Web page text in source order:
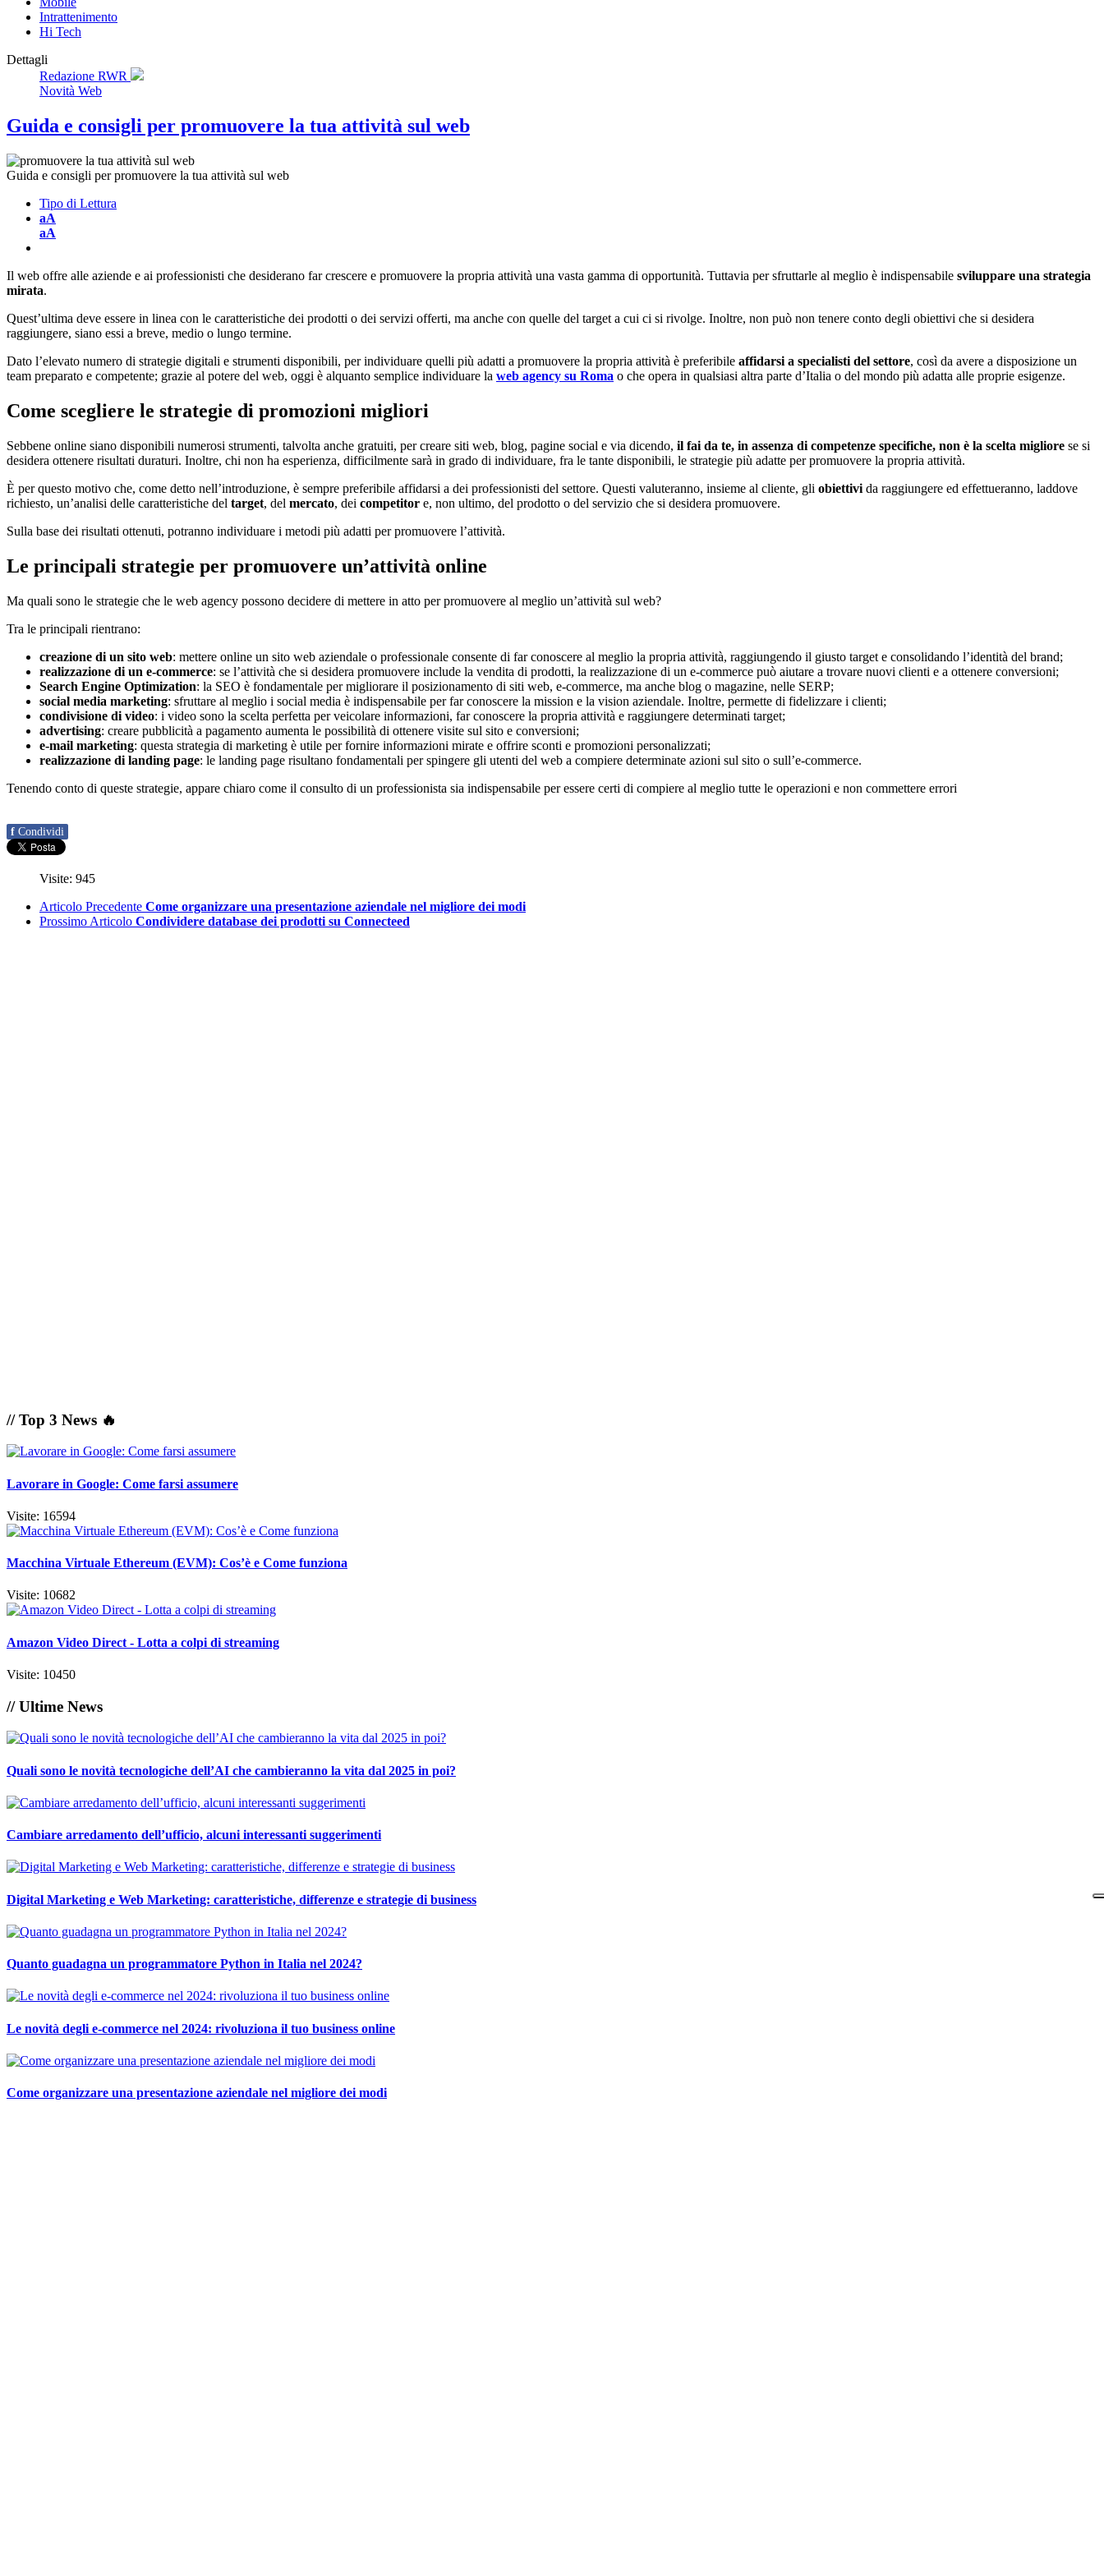
Intrattenimento
Hi Tech
Dettagli
Redazione RWR
Novità Web
Guida e consigli per promuovere la tua attività sul web
Guida e consigli per promuovere la tua attività sul web
Tipo di Lettura
aA
aA
Il web offre alle aziende e ai professionisti che desiderano far crescere e promuovere la propria attività una vasta gamma di opportunità. Tuttavia per sfruttarle al meglio è indispensabile sviluppare una strategia
mirata.
Quest’ultima deve essere in linea con le caratteristiche dei prodotti o dei servizi offerti, ma anche con quelle del target a cui ci si rivolge. Inoltre, non può non tenere conto degli obiettivi che si desidera
raggiungere, siano essi a breve, medio o lungo termine.
Dato l’elevato numero di strategie digitali e strumenti disponibili, per individuare quelli più adatti a promuovere la propria attività è preferibile affidarsi a specialisti del settore, così da avere a disposizione un
team preparato e competente; grazie al potere del web, oggi è alquanto semplice individuare la web agency su Roma o che opera in qualsiasi altra parte d’Italia o del mondo più adatta alle proprie esigenze.
Come scegliere le strategie di promozioni migliori
Sebbene online siano disponibili numerosi strumenti, talvolta anche gratuiti, per creare siti web, blog, pagine social e via dicendo, il fai da te, in assenza di competenze specifiche, non è la scelta migliore se si
desidera ottenere risultati duraturi. Inoltre, chi non ha esperienza, difficilmente sarà in grado di individuare, fra le tante disponibili, le strategie più adatte per promuovere la propria attività.
È per questo motivo che, come detto nell’introduzione, è sempre preferibile affidarsi a dei professionisti del settore. Questi valuteranno, insieme al cliente, gli obiettivi da raggiungere ed effettueranno, laddove
richiesto, un’analisi delle caratteristiche del target, del mercato, dei competitor e, non ultimo, del prodotto o del servizio che si desidera promuovere.
Sulla base dei risultati ottenuti, potranno individuare i metodi più adatti per promuovere l’attività.
Le principali strategie per promuovere un’attività online
Ma quali sono le strategie che le web agency possono decidere di mettere in atto per promuovere al meglio un’attività sul web?
Tra le principali rientrano:
creazione di un sito web: mettere online un sito web aziendale o professionale consente di far conoscere al meglio la propria attività, raggiungendo il giusto target e consolidando l’identità del brand;
realizzazione di un e-commerce: se l’attività che si desidera promuovere include la vendita di prodotti, la realizzazione di un e-commerce può aiutare a trovare nuovi clienti e a ottenere conversioni;
Search Engine Optimization: la SEO è fondamentale per migliorare il posizionamento di siti web, e-commerce, ma anche blog o magazine, nelle SERP;
social media marketing: sfruttare al meglio i social media è indispensabile per far conoscere la mission e la vision aziendale. Inoltre, permette di fidelizzare i clienti;
condivisione di video: i video sono la scelta perfetta per veicolare informazioni, far conoscere la propria attività e raggiungere determinati target;
advertising: creare pubblicità a pagamento aumenta le possibilità di ottenere visite sul sito e conversioni;
e-mail marketing: questa strategia di marketing è utile per fornire informazioni mirate e offrire sconti e promozioni personalizzati;
realizzazione di landing page: le landing page risultano fondamentali per spingere gli utenti del web a compiere determinate azioni sul sito o sull’e-commerce.
Tenendo conto di queste strategie, appare chiaro come il consulto di un professionista sia indispensabile per essere certi di compiere al meglio tutte le operazioni e non commettere errori
f Condividi
Visite: 945
Articolo Precedente Come organizzare una presentazione aziendale nel migliore dei modi
Prossimo Articolo Condividere database dei prodotti su Connecteed
// Top 3 News 🔥
Lavorare in Google: Come farsi assumere
Visite: 16594
Macchina Virtuale Ethereum (EVM): Cos’è e Come funziona
Visite: 10682
Amazon Video Direct - Lotta a colpi di streaming
Visite: 10450
// Ultime News
Quali sono le novità tecnologiche dell’AI che cambieranno la vita dal 2025 in poi?
Cambiare arredamento dell’ufficio, alcuni interessanti suggerimenti
Digital Marketing e Web Marketing: caratteristiche, differenze e strategie di business
Quanto guadagna un programmatore Python in Italia nel 2024?
Le novità degli e-commerce nel 2024: rivoluziona il tuo business online
Come organizzare una presentazione aziendale nel migliore dei modi